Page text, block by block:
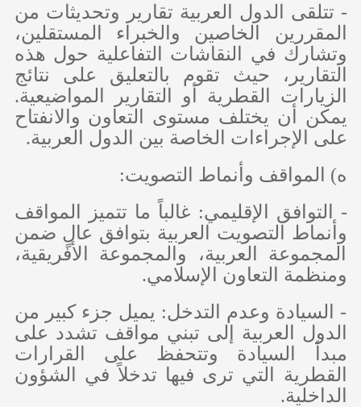
- تتلقى الدول العربية تقارير وتحديثات من
المقررين الخاصين والخبراء المستقلين،
وتشارك في النقاشات التفاعلية حول هذه
التقارير، حيث تقوم بالتعليق على نتائج
الزيارات القطرية أو التقارير المواضيعية.
يمكن أن يختلف مستوى التعاون والانفتاح
على الإجراءات الخاصة بين الدول العربية.
‌ه) المواقف وأنماط التصويت:
- التوافق الإقليمي: غالباً ما تتميز المواقف
وأنماط التصويت العربية بتوافق عالٍ ضمن
المجموعة العربية، والمجموعة الأفريقية،
ومنظمة التعاون الإسلامي.
- السيادة وعدم التدخل: يميل جزء كبير من
الدول العربية إلى تبني مواقف تشدد على
مبدأ السيادة وتتحفظ على القرارات
القطرية التي ترى فيها تدخلاً في الشؤون
الداخلية.